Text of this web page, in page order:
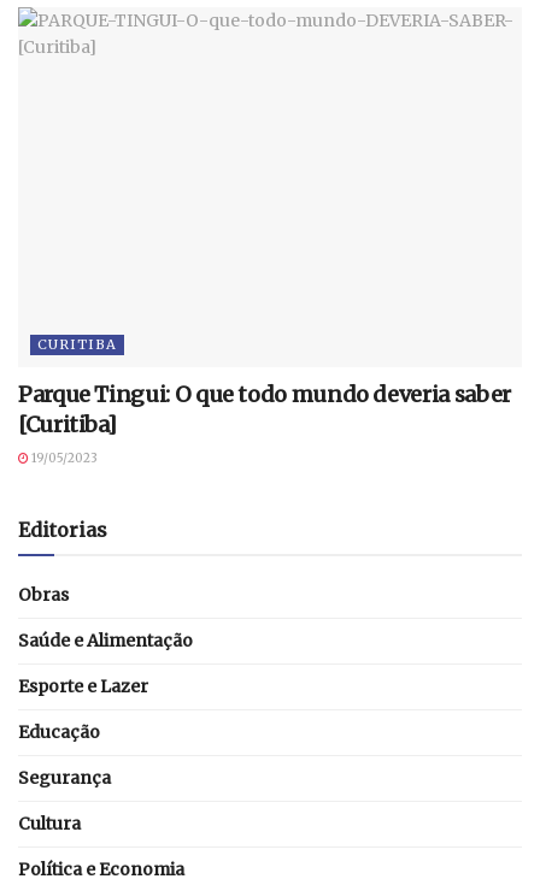
CURITIBA
Parque Tingui: O que todo mundo deveria saber
[Curitiba]
19/05/2023
Editorias
Obras
Saúde e Alimentação
Esporte e Lazer
Educação
Segurança
Cultura
Política e Economia